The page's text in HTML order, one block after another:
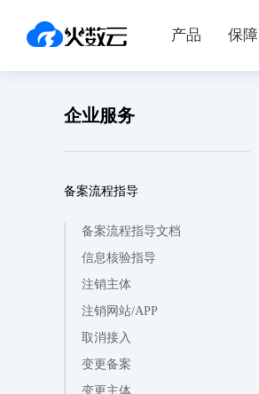
产品 保障
企业服务
备案流程指导
备案流程指导文档
信息核验指导
注销主体
注销网站/APP
取消接入
变更备案
变更主体